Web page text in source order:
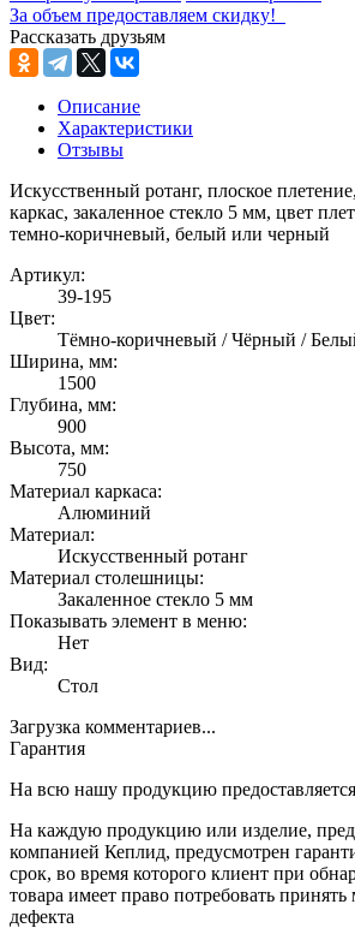
За объем предоставляем скидку!
Рассказать друзьям
Описание
Характеристики
Отзывы
Искусственный ротанг, плоское
каркас, закаленное стекло 5 мм, цвет
темно-коричневый, белый или черный
Артикул:
39-195
Цвет:
Тёмно-коричневый / Чёрный /
Ширина, мм:
1500
Глубина, мм:
900
Высота, мм:
750
Материал каркаса:
Алюминий
Материал:
Искусственный ротанг
Материал столешницы:
Закаленное стекло 5 мм
Показывать элемент в меню:
Нет
Вид:
Стол
Загрузка комментариев...
Гарантия
На всю нашу продукцию
На каждую продукцию или изделие,
компанией Кеплид, предусмотрен
срок, во время которого клиент при
товара имеет право потребовать
дефекта